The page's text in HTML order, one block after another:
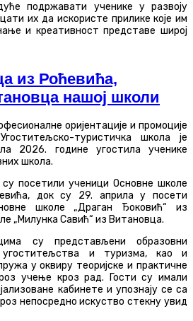
подржавати ученике у развоју
их да искористе прилике које им
и креативност представе широј
из Роћевића,
нашој школи
оријентације и промоције
туристичка школа је
2026. године угостила ученике
школа.
посетили ученици Основне школе
док су 29. априла у посети
школе „Драган Ђоковић“ из
„Милунка Савић“ из Витановца.
су представљени образовни
и туризма, као и
у оквиру теоријске и практичне
учење кроз рад. Гости су имали
кабинете и упознају се са
непосредно искуство стекну увид